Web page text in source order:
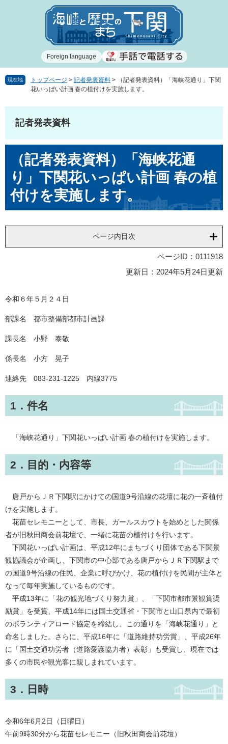
で
ば
Foreign language
現在地 トップページ > 記者発表資料 >
（記者発表資料）「海峡花通り」下関
花いっぱい計画 春の植付けを実施します。
記者発表資料
（記者発表資料）「海峡花通
り」下関花いっぱい計画 春の植
付けを実施します。
ページ内目次
ページID：0111918
更新日：2024年5月24日更新
令和６年５月２４日
部課名 都市整備部都市計画課
課長名 小野 泰敬
係長名 小方 晃子
連絡先 083-231-1225 内線3775
1．件名
「海峡花通り」下関花いっぱい計画 春の植付けを実施します。
2．目的・内容等
唐戸からＪＲ下関駅にかけての国道9号沿線の花壇に花の一斉植付
けを実施します。
花苗セレモニーとして、市長、ガールスカウトを始めとした関係
者が旧秋田商会前花壇で、一緒に花苗の植付けを行います。
下関花いっぱい計画は、平成12年にまちづくり団体である下関景
観協議会が企画し、下関市の中心部である唐戸からＪＲ下関駅まで
の国道9号沿線の住民、企業に呼びかけ、花の植付けを民間が主体と
なって毎年実施しているものです。
平成13年に「花の観光地づくり努力賞」、「下関市都市景観賞奨
励賞」を受賞、平成14年には国土交通省・下関市と山口県内で最初
のボランティアロード協定を締結し、この通りを「海峡花通り」と
命名しました。さらに、平成16年に「道路維持功労賞」、平成26年
に「国土交通功労者（道路愛護協力者）表彰」も受賞し、現在では
多くの市民や観光客に親しまれています。
3．日時
令和6年6月2日（日曜日）
午前9時30分から花苗セレモニー（旧秋田商会前花壇）